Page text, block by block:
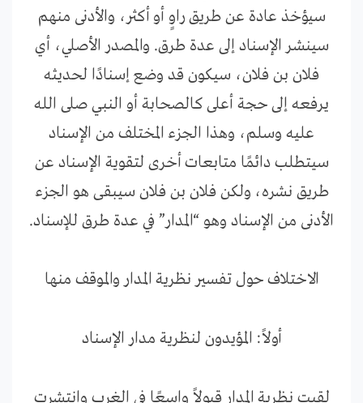
سيؤخذ عادة عن طريق راوٍ أو أكثر، والأدنى منهم
سينشر الإسناد إلى عدة طرق. والمصدر الأصلي، أي
فلان بن فلان، سيكون قد وضع إسنادًا لحديثه
يرفعه إلى حجة أعلى كالصحابة أو النبي صلى الله
عليه وسلم، وهذا الجزء المختلف من الإسناد
سيتطلب دائمًا متابعات أخرى لتقوية الإسناد عن
طريق نشره، ولكن فلان بن فلان سيبقى هو الجزء
الأدنى من الإسناد وهو “المدار” في عدة طرق للإسناد.
الاختلاف حول تفسير نظرية المدار والموقف منها
أولاً: المؤيدون لنظرية مدار الإسناد
لقيت نظرية المدار قبولاً واسعًا في الغرب وانتشرت